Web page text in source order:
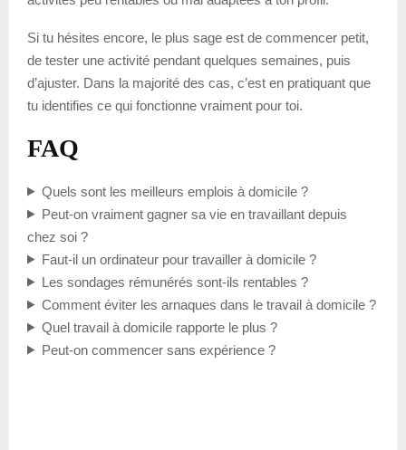
Si tu hésites encore, le plus sage est de commencer petit,
de tester une activité pendant quelques semaines, puis
d’ajuster. Dans la majorité des cas, c’est en pratiquant que
tu identifies ce qui fonctionne vraiment pour toi.
FAQ
Quels sont les meilleurs emplois à domicile ?
Peut-on vraiment gagner sa vie en travaillant depuis
chez soi ?
Faut-il un ordinateur pour travailler à domicile ?
Les sondages rémunérés sont-ils rentables ?
Comment éviter les arnaques dans le travail à domicile ?
Quel travail à domicile rapporte le plus ?
Peut-on commencer sans expérience ?